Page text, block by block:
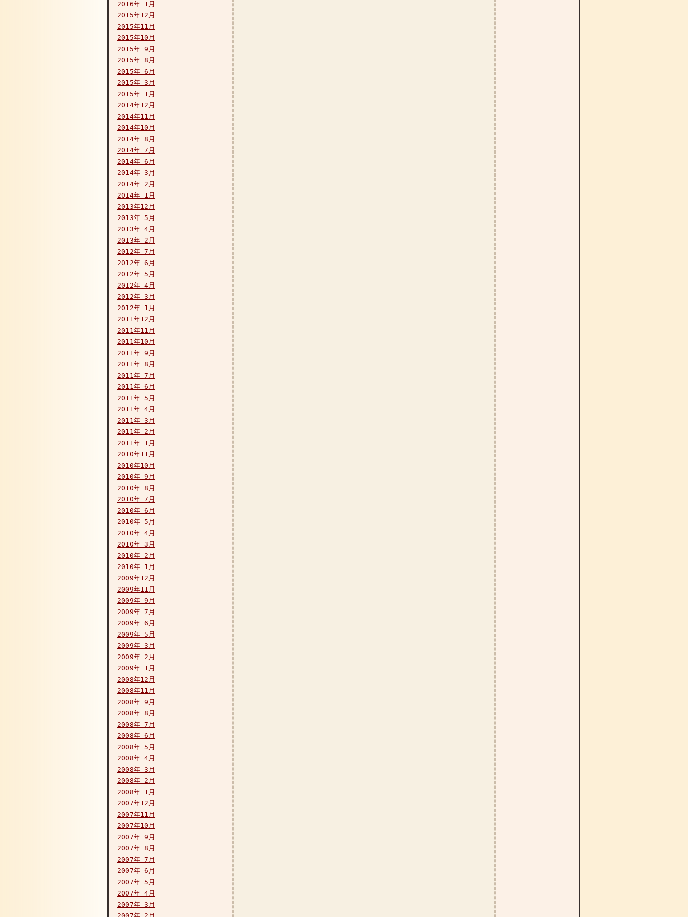
2016年 1月
2015年12月
2015年11月
2015年10月
2015年 9月
2015年 8月
2015年 6月
2015年 3月
2015年 1月
2014年12月
2014年11月
2014年10月
2014年 8月
2014年 7月
2014年 6月
2014年 3月
2014年 2月
2014年 1月
2013年12月
2013年 5月
2013年 4月
2013年 2月
2012年 7月
2012年 6月
2012年 5月
2012年 4月
2012年 3月
2012年 1月
2011年12月
2011年11月
2011年10月
2011年 9月
2011年 8月
2011年 7月
2011年 6月
2011年 5月
2011年 4月
2011年 3月
2011年 2月
2011年 1月
2010年11月
2010年10月
2010年 9月
2010年 8月
2010年 7月
2010年 6月
2010年 5月
2010年 4月
2010年 3月
2010年 2月
2010年 1月
2009年12月
2009年11月
2009年 9月
2009年 7月
2009年 6月
2009年 5月
2009年 3月
2009年 2月
2009年 1月
2008年12月
2008年11月
2008年 9月
2008年 8月
2008年 7月
2008年 6月
2008年 5月
2008年 4月
2008年 3月
2008年 2月
2008年 1月
2007年12月
2007年11月
2007年10月
2007年 9月
2007年 8月
2007年 7月
2007年 6月
2007年 5月
2007年 4月
2007年 3月